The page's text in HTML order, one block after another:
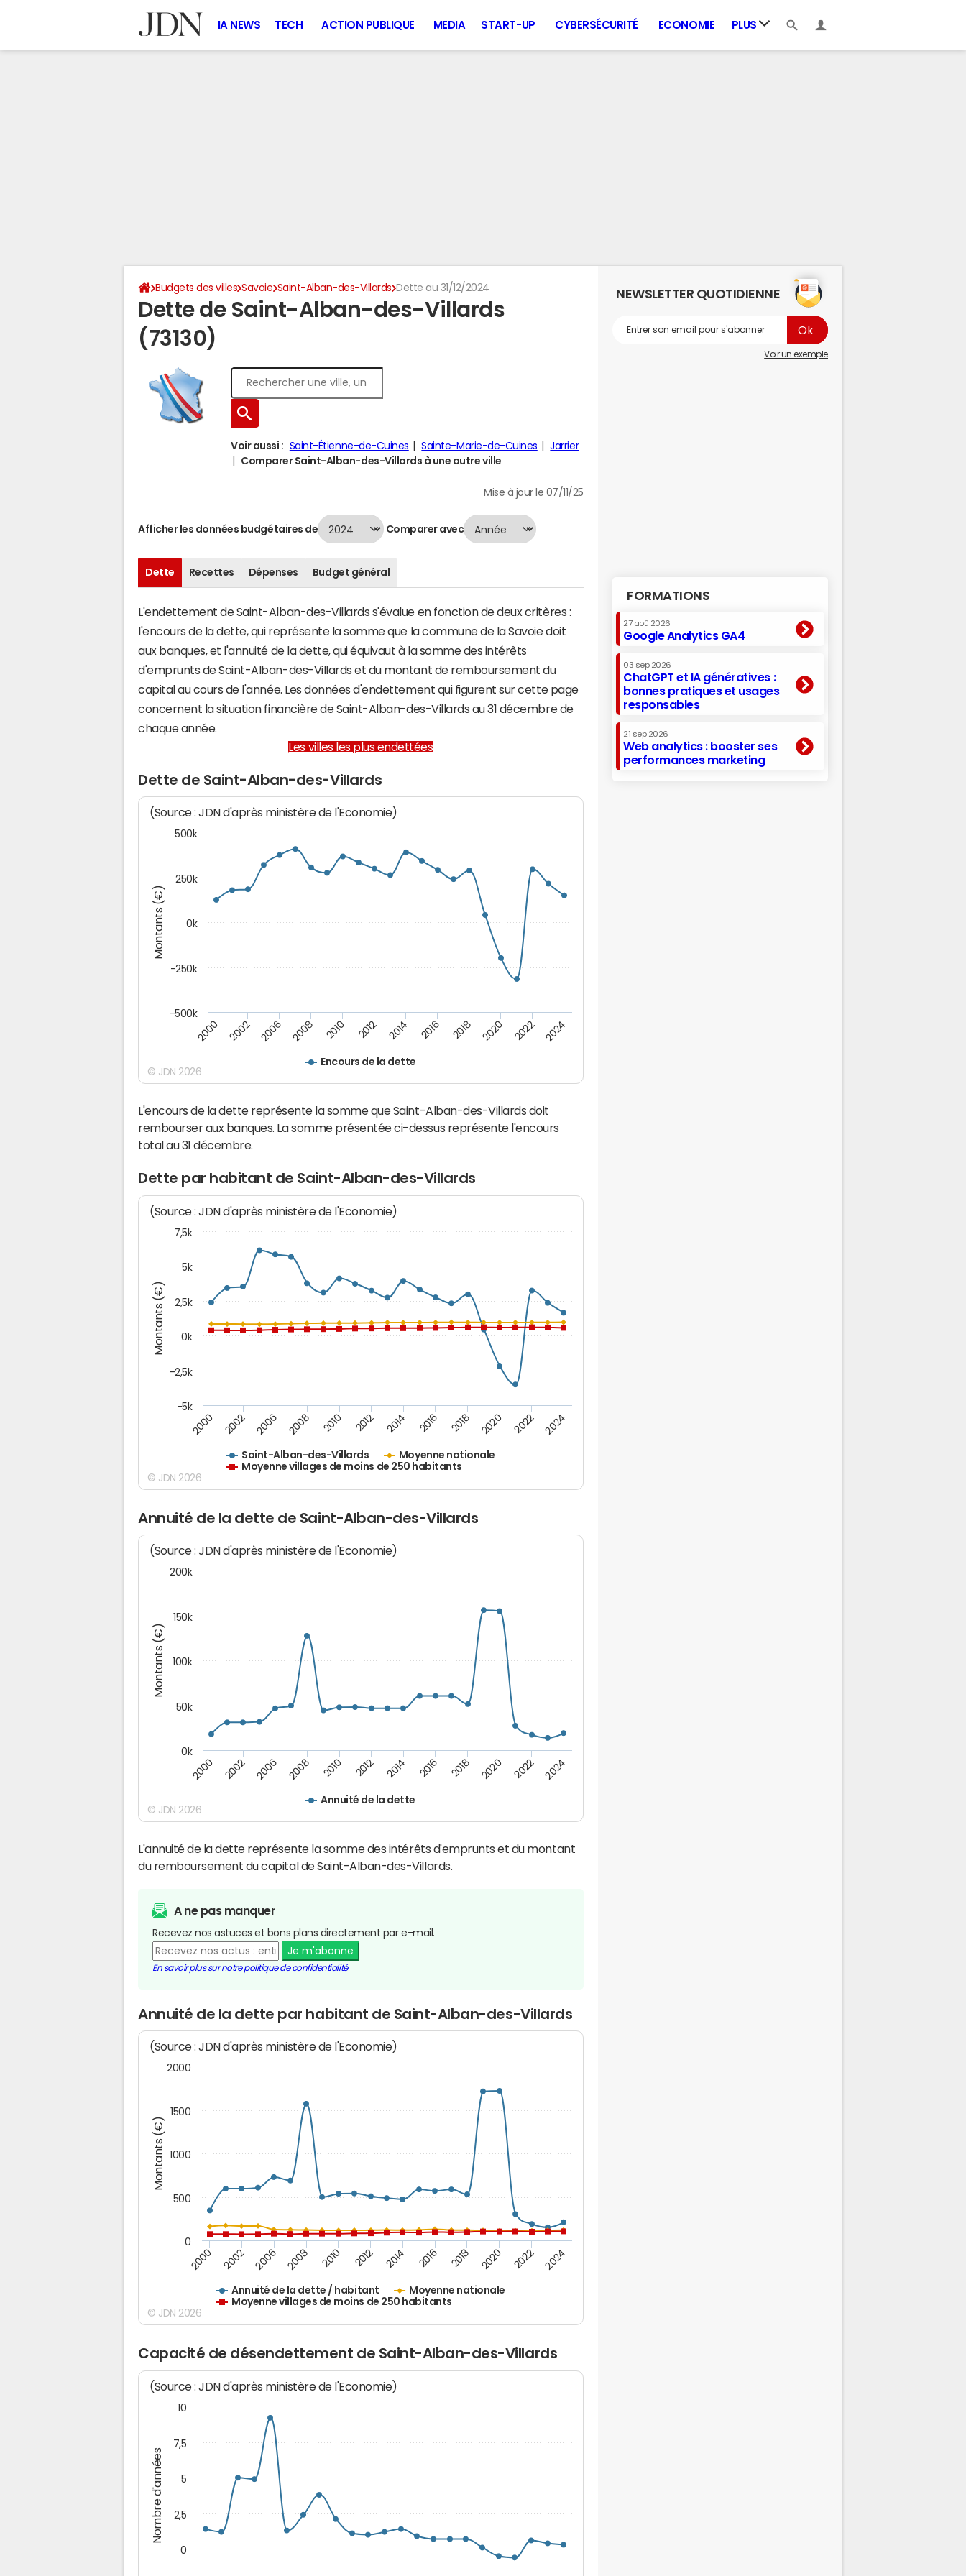
IA NEWS TECH ACTION PUBLIQUE MEDIA START-UP CYBERSÉCURITÉ ECONOMIE PLUS
Budgets des villes Savoie Saint-Alban-des-Villards Dette au 31/12/2024
Dette de Saint-Alban-des-Villards
(73130)
Voir aussi : Saint-Étienne-de-Cuines Sainte-Marie-de-Cuines
Jarrier
Comparer Saint-Alban-des-Villards à une autre ville
Mise à jour le 07/11/25
Afficher les données budgétaires de Comparer avec
Dette Recettes Dépenses Budget général
L'endettement de Saint-Alban-des-Villards s'évalue en fonction de deux critères :
l'encours de la dette, qui représente la somme que la commune de la Savoie doit
aux banques, et l'annuité de la dette, qui équivaut à la somme des intérêts
d'emprunts de Saint-Alban-des-Villards et du montant de remboursement du
capital au cours de l'année. Les données d'endettement qui figurent sur cette page
concernent la situation financière de Saint-Alban-des-Villards au 31 décembre de
chaque année.
Les villes les plus endettées
Dette de Saint-Alban-des-Villards
Montants (€)
(Source : JDN d'après ministère de l'Economie)
Encours de la dette
2000 2002 2006 2008 2010 2012 2014 2016 2018 2020 2022 2024
0k
-500k
-250k
250k
500k
© JDN 2026
L'encours de la dette représente la somme que Saint-Alban-des-Villards doit
rembourser aux banques. La somme présentée ci-dessus représente l'encours
total au 31 décembre.
Dette par habitant de Saint-Alban-des-Villards
Montants (€)
(Source : JDN d'après ministère de l'Economie)
Saint-Alban-des-Villards
Moyenne nationale
Moyenne villages de moins de 250 habitants
2000 2002 2006 2008 2010 2012 2014 2016 2018 2020 2022 2024
-5k
-2,5k
0k
2,5k
5k
7,5k
© JDN 2026
Annuité de la dette de Saint-Alban-des-Villards
Montants (€)
(Source : JDN d'après ministère de l'Economie)
Annuité de la dette
2000 2002 2006 2008 2010 2012 2014 2016 2018 2020 2022 2024
0k
50k
100k
150k
200k
© JDN 2026
L'annuité de la dette représente la somme des intérêts d'emprunts et du montant
du remboursement du capital de Saint-Alban-des-Villards.
A ne pas manquer
Recevez nos astuces et bons plans directement par e-mail.
Je m'abonne
En savoir plus sur notre politique de confidentialité
Annuité de la dette par habitant de Saint-Alban-des-Villards
Montants (€)
(Source : JDN d'après ministère de l'Economie)
Annuité de la dette / habitant
Moyenne nationale
Moyenne villages de moins de 250 habitants
2000 2002 2006 2008 2010 2012 2014 2016 2018 2020 2022 2024
0
500
1000
1500
2000
© JDN 2026
Capacité de désendettement de Saint-Alban-des-Villards
Nombre d'années
(Source : JDN d'après ministère de l'Economie)
0
2,5
5
7,5
10
NEWSLETTER QUOTIDIENNE
Voir un exemple
FORMATIONS
27 aoû 2026
Google Analytics GA4
03 sep 2026
ChatGPT et IA génératives :
bonnes pratiques et usages
responsables
21 sep 2026
Web analytics : booster ses
performances marketing